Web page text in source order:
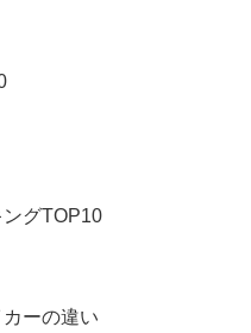
ングTOP10
カーの違い